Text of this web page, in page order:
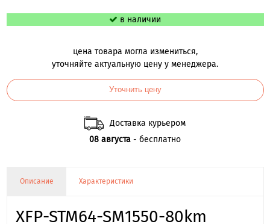
в наличии
цена товара могла измениться,
уточняйте актуальную цену у менеджера.
Уточнить цену
Доставка курьером
08 августа - бесплатно
Описание Характеристики
XFP-STM64-SM1550-80km